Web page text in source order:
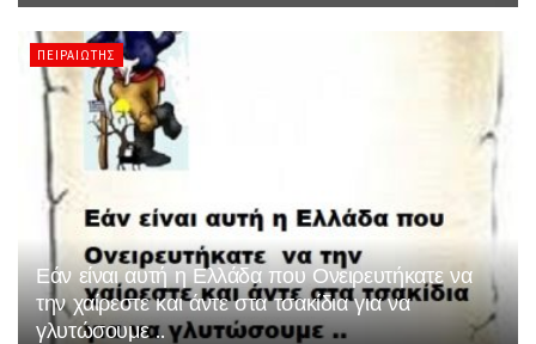
ΠΕΙΡΑΙΏΤΗΣ
Εάν είναι αυτή η Ελλάδα που Ονειρευτήκατε να
την χαίρεστε και άντε στα τσακίδια για να
γλυτώσουμε ..